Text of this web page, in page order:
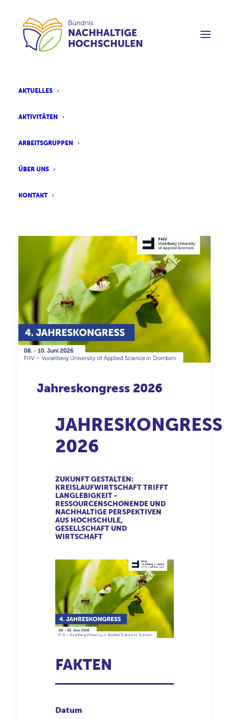
AKTUELLES
AKTIVITÄTEN
ARBEITSGRUPPEN
ÜBER UNS
KONTAKT
Jahreskongress 2026
JAHRESKONGRESS
2026
ZUKUNFT GESTALTEN:
KREISLAUFWIRTSCHAFT TRIFFT
LANGLEBIGKEIT -
RESSOURCENSCHONENDE UND
NACHHALTIGE PERSPEKTIVEN
AUS HOCHSCHULE,
GESELLSCHAFT UND
WIRTSCHAFT
FAKTEN
Datum